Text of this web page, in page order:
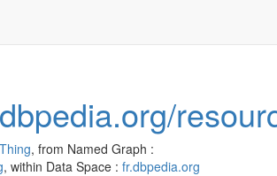
Thing, from Named Graph :
, within Data Space : fr.dbpedia.org